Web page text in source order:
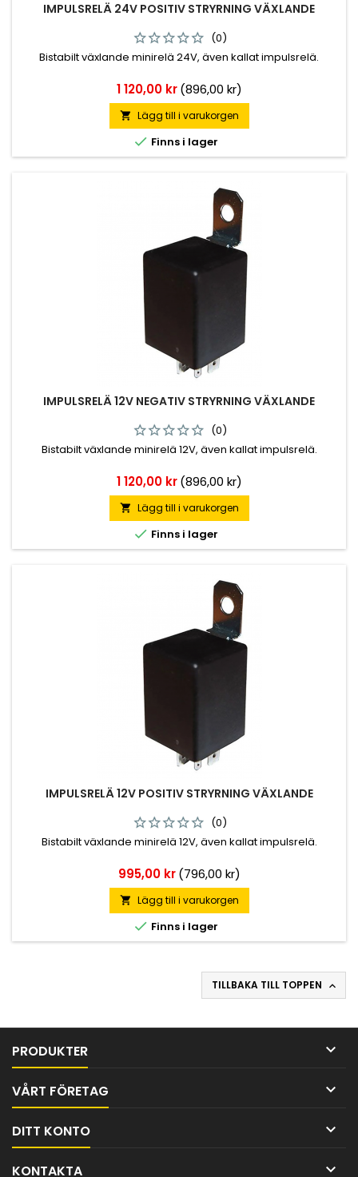
IMPULSRELÄ 24V POSITIV STRYRNING VÄXLANDE
(0)
Bistabilt växlande minirelä 24V, även kallat impulsrelä.
Pris
1 120,00 kr (896,00 kr)
 Lägg till i varukorgen
 Finns i lager
IMPULSRELÄ 12V NEGATIV STRYRNING VÄXLANDE
(0)
Bistabilt växlande minirelä 12V, även kallat impulsrelä.
Pris
1 120,00 kr (896,00 kr)
 Lägg till i varukorgen
 Finns i lager
IMPULSRELÄ 12V POSITIV STRYRNING VÄXLANDE
(0)
Bistabilt växlande minirelä 12V, även kallat impulsrelä.
Pris
995,00 kr (796,00 kr)
 Lägg till i varukorgen
 Finns i lager
TILLBAKA TILL TOPPEN 
PRODUKTER 
VÅRT FÖRETAG 
DITT KONTO 
KONTAKTA 